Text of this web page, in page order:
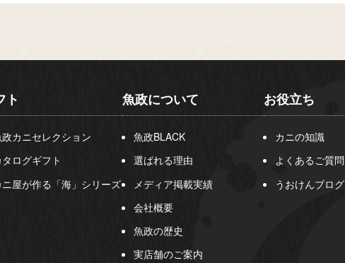
ト
カニセレクション
タログギフト
ニ屋が作る「海」シリーズ
魚政について
魚政BLACK
選ばれる理由
メディア掲載実績
会社概要
魚政の歴史
実店舗のご案内
お役立ち
カニの知識
よくあるご質問
うおけんブログ